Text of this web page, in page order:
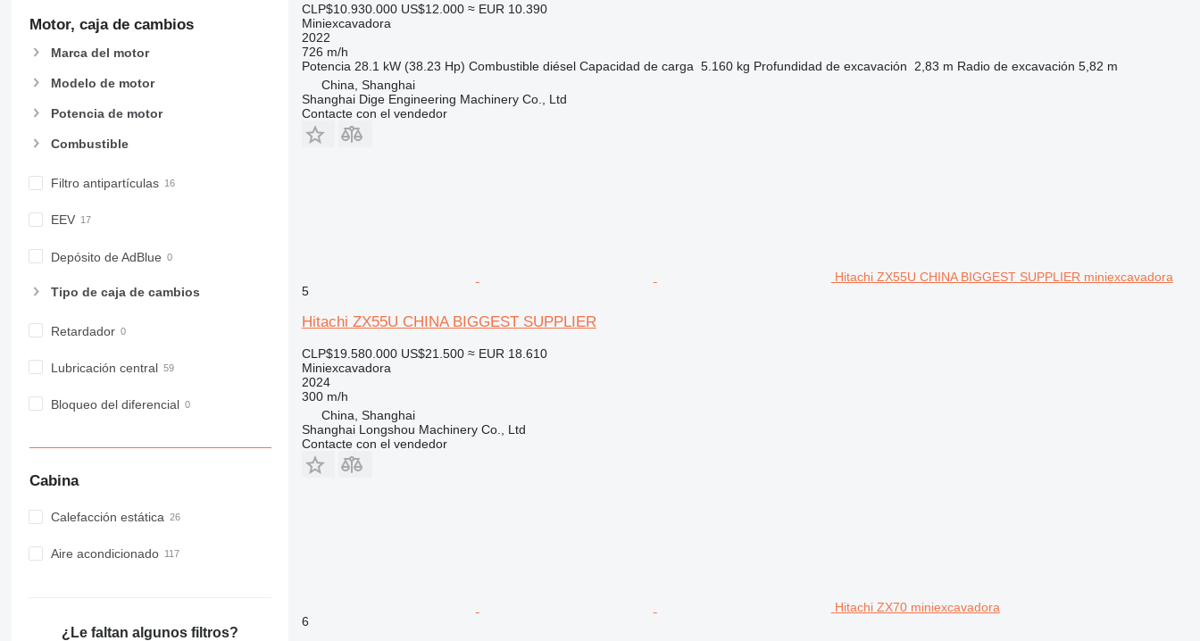
Motor, caja de cambios
Marca del motor
Modelo de motor
Potencia de motor
Combustible
Filtro antipartículas
EEV
Depósito de AdBlue
Tipo de caja de cambios
Retardador
Lubricación central
Bloqueo del diferencial
Cabina
Calefacción estática
Aire acondicionado
¿Le faltan algunos filtros?
CLP$10.930.000 US$12.000 ≈ EUR 10.390
Miniexcavadora
2022
726 m/h
Potencia 28.1 kW (38.23 Hp) Combustible diésel Capacidad de carga 5.160 kg Profundidad de excavación 2,83 m Radio de excavación 5,82 m
China, Shanghai
Shanghai Dige Engineering Machinery Co., Ltd
Contacte con el vendedor
Hitachi ZX55U CHINA BIGGEST SUPPLIER miniexcavadora
5
Hitachi ZX55U CHINA BIGGEST SUPPLIER
CLP$19.580.000 US$21.500 ≈ EUR 18.610
Miniexcavadora
2024
300 m/h
China, Shanghai
Shanghai Longshou Machinery Co., Ltd
Contacte con el vendedor
Hitachi ZX70 miniexcavadora
6